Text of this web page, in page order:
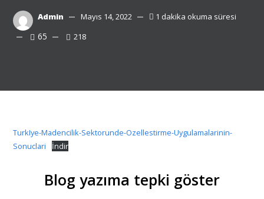
Admin Mayıs 14, 2022 1 dakika okuma süresi
65 218
TurkIye-Madencilik-Sektorunde-Ozellestirme-Uygulamalarinin-
Sonuclari
İndir
Blog yazıma tepki göster